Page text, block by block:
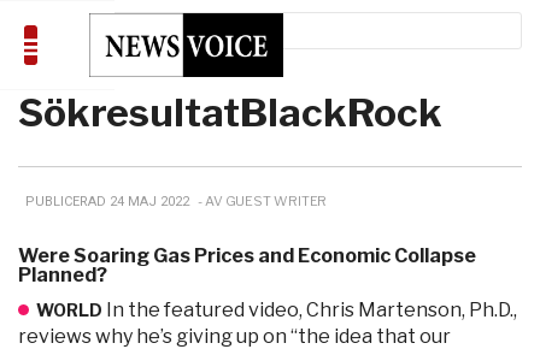
SökresultatBlackRock
PUBLICERAD 24 MAJ 2022 - AV GUEST WRITER
Were Soaring Gas Prices and Economic Collapse
Planned?
WORLD In the featured video, Chris Martenson, Ph.D.,
reviews why he’s giving up on “the idea that our